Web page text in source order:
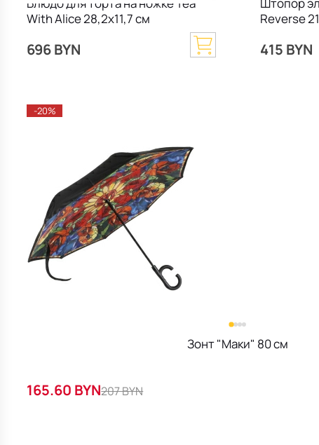
With Alice 28,2х11,7 см
696 BYN
Reverse
415 BYN
-20%
Зонт "Маки" 80 см
165.60 BYN207 BYN